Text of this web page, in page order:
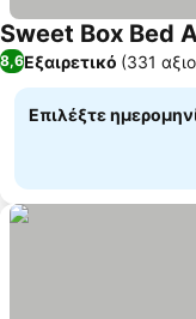
Sweet Box Bed
8,6Εξαιρετικό (331
Επιλέξτε